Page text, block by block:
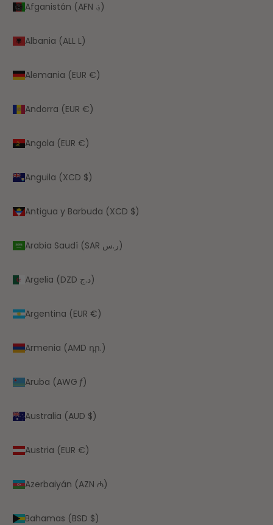
Afganistán (AFN ؋)
Albania (ALL L)
Alemania (EUR €)
Andorra (EUR €)
Angola (EUR €)
Anguila (XCD $)
Antigua y Barbuda (XCD $)
Arabia Saudí (SAR ر.س)
Argelia (DZD د.ج)
Argentina (EUR €)
Armenia (AMD դր.)
Aruba (AWG ƒ)
Australia (AUD $)
Austria (EUR €)
Azerbaiyán (AZN ₼)
Bahamas (BSD $)